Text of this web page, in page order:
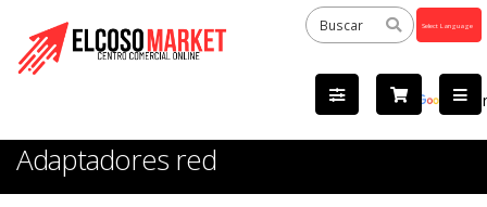
by
Adaptadores red